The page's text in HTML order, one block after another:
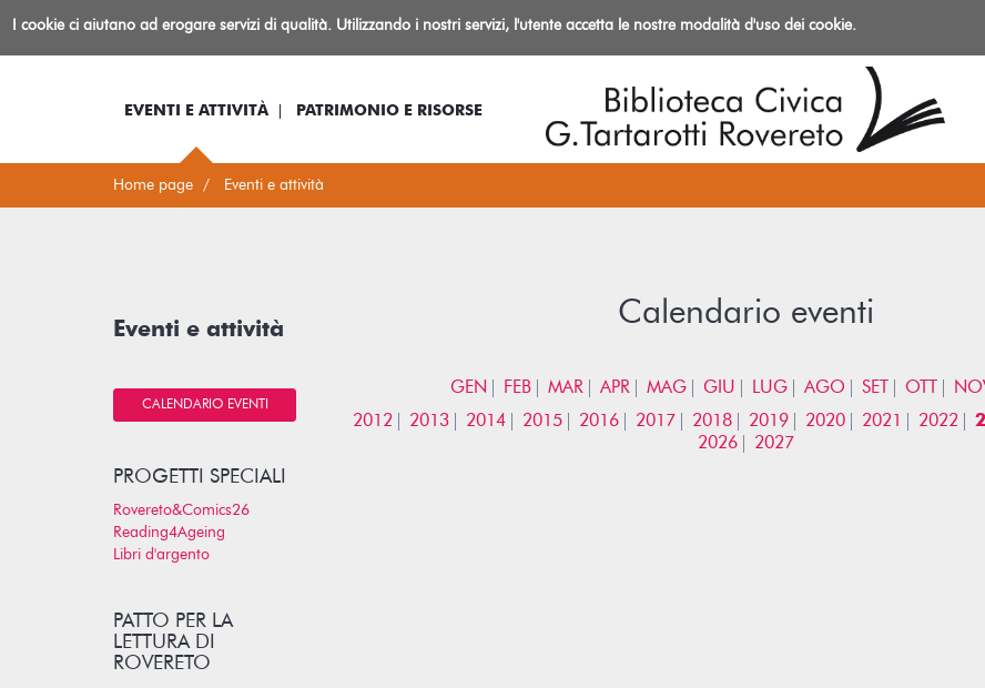
BibliotecaIo sono... Log-in Informazioni
EVENTI E ATTIVITÀ PATRIMONIO E RISORSE
Home page Eventi e attività
Calendario eventi
GEN FEB MAR APR MAG GIU LUG AGO SET OTT
2012
2013 2014 2015 2016 2017 2018 2019 2020 2021 2022
2026
2027
Eventi e attività
CALENDARIO EVENTI
PROGETTI SPECIALI
Rovereto&Comics26
Reading4Ageing
Libri d'argento
PATTO PER LA
LETTURA DI
ROVERETO
I cookie ci aiutano ad erogare servizi di qualità. Utilizzando i nostri servizi, l'utente accetta le nostre modalità d'uso dei cookie.